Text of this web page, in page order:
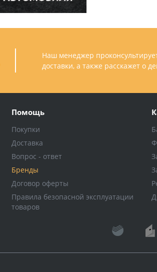
Наш менеджер
доставки, а также расскажет о
Помощь
Покупки
Доставка
Вопрос - ответ
Бренды
Договор оферты
Правила безопасной эксплуатации
товаров